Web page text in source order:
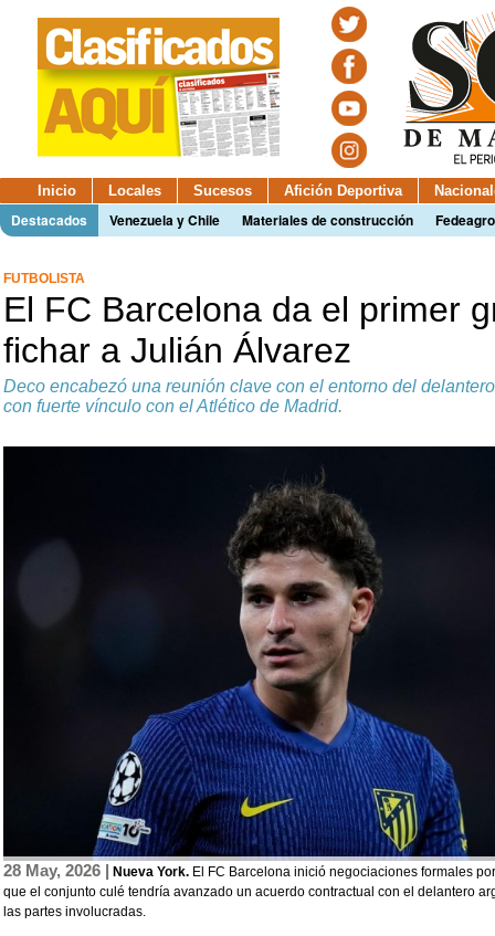
Inicio Locales Sucesos Afición Deportiva
Destacados Venezuela y Chile Materiales de construcción Fedeagro
FUTBOLISTA
El FC Barcelona da el primer
fichar a Julián Álvarez
Deco encabezó una reunión clave con el entorno del
con fuerte vínculo con el Atlético de Madrid.
28 May, 2026 | Nueva York. El FC Barcelona inició negociaciones formales
que el conjunto culé tendría avanzado un acuerdo contractual con el delantero
las partes involucradas.